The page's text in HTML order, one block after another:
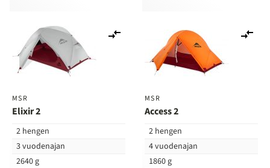
MSR
Elixir 2
2 hengen
3 vuodenajan
2640 g
MSR
Access 2
2 hengen
4 vuodenajan
1860 g